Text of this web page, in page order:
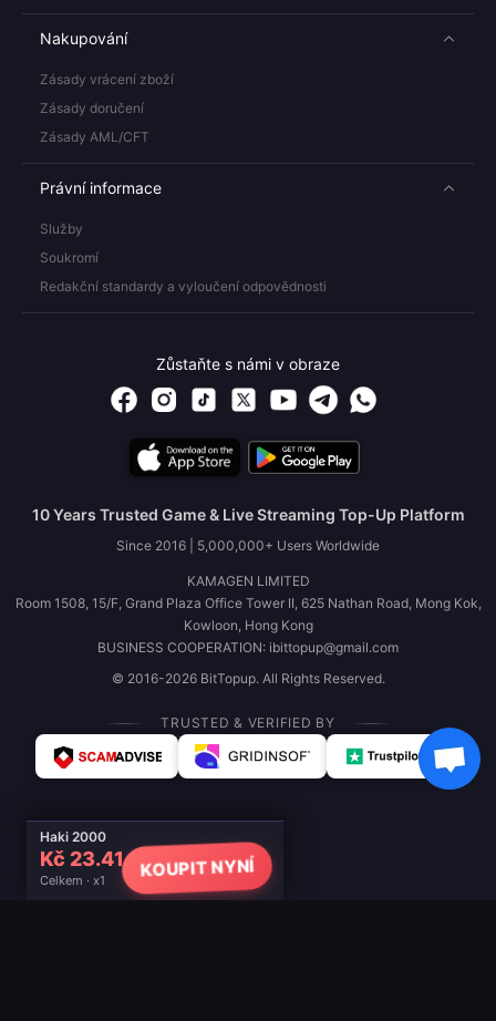
Haki 2000
Kč 23.41
Celkem · x1
KOUPIT NYNÍ
Nakupování
Zásady vrácení zboží
Zásady doručení
Zásady AML/CFT
Právní informace
Služby
Soukromí
Redakční standardy a vyloučení odpovědnosti
Zůstaňte s námi v obraze
10 Years Trusted Game & Live Streaming Top-Up Platform
Since 2016 | 5,000,000+ Users Worldwide
KAMAGEN LIMITED
Room 1508, 15/F, Grand Plaza Office Tower II, 625 Nathan Road, Mong Kok,
Kowloon, Hong Kong
BUSINESS COOPERATION: ibittopup@gmail.com
© 2016-2026 BitTopup. All Rights Reserved.
TRUSTED & VERIFIED BY